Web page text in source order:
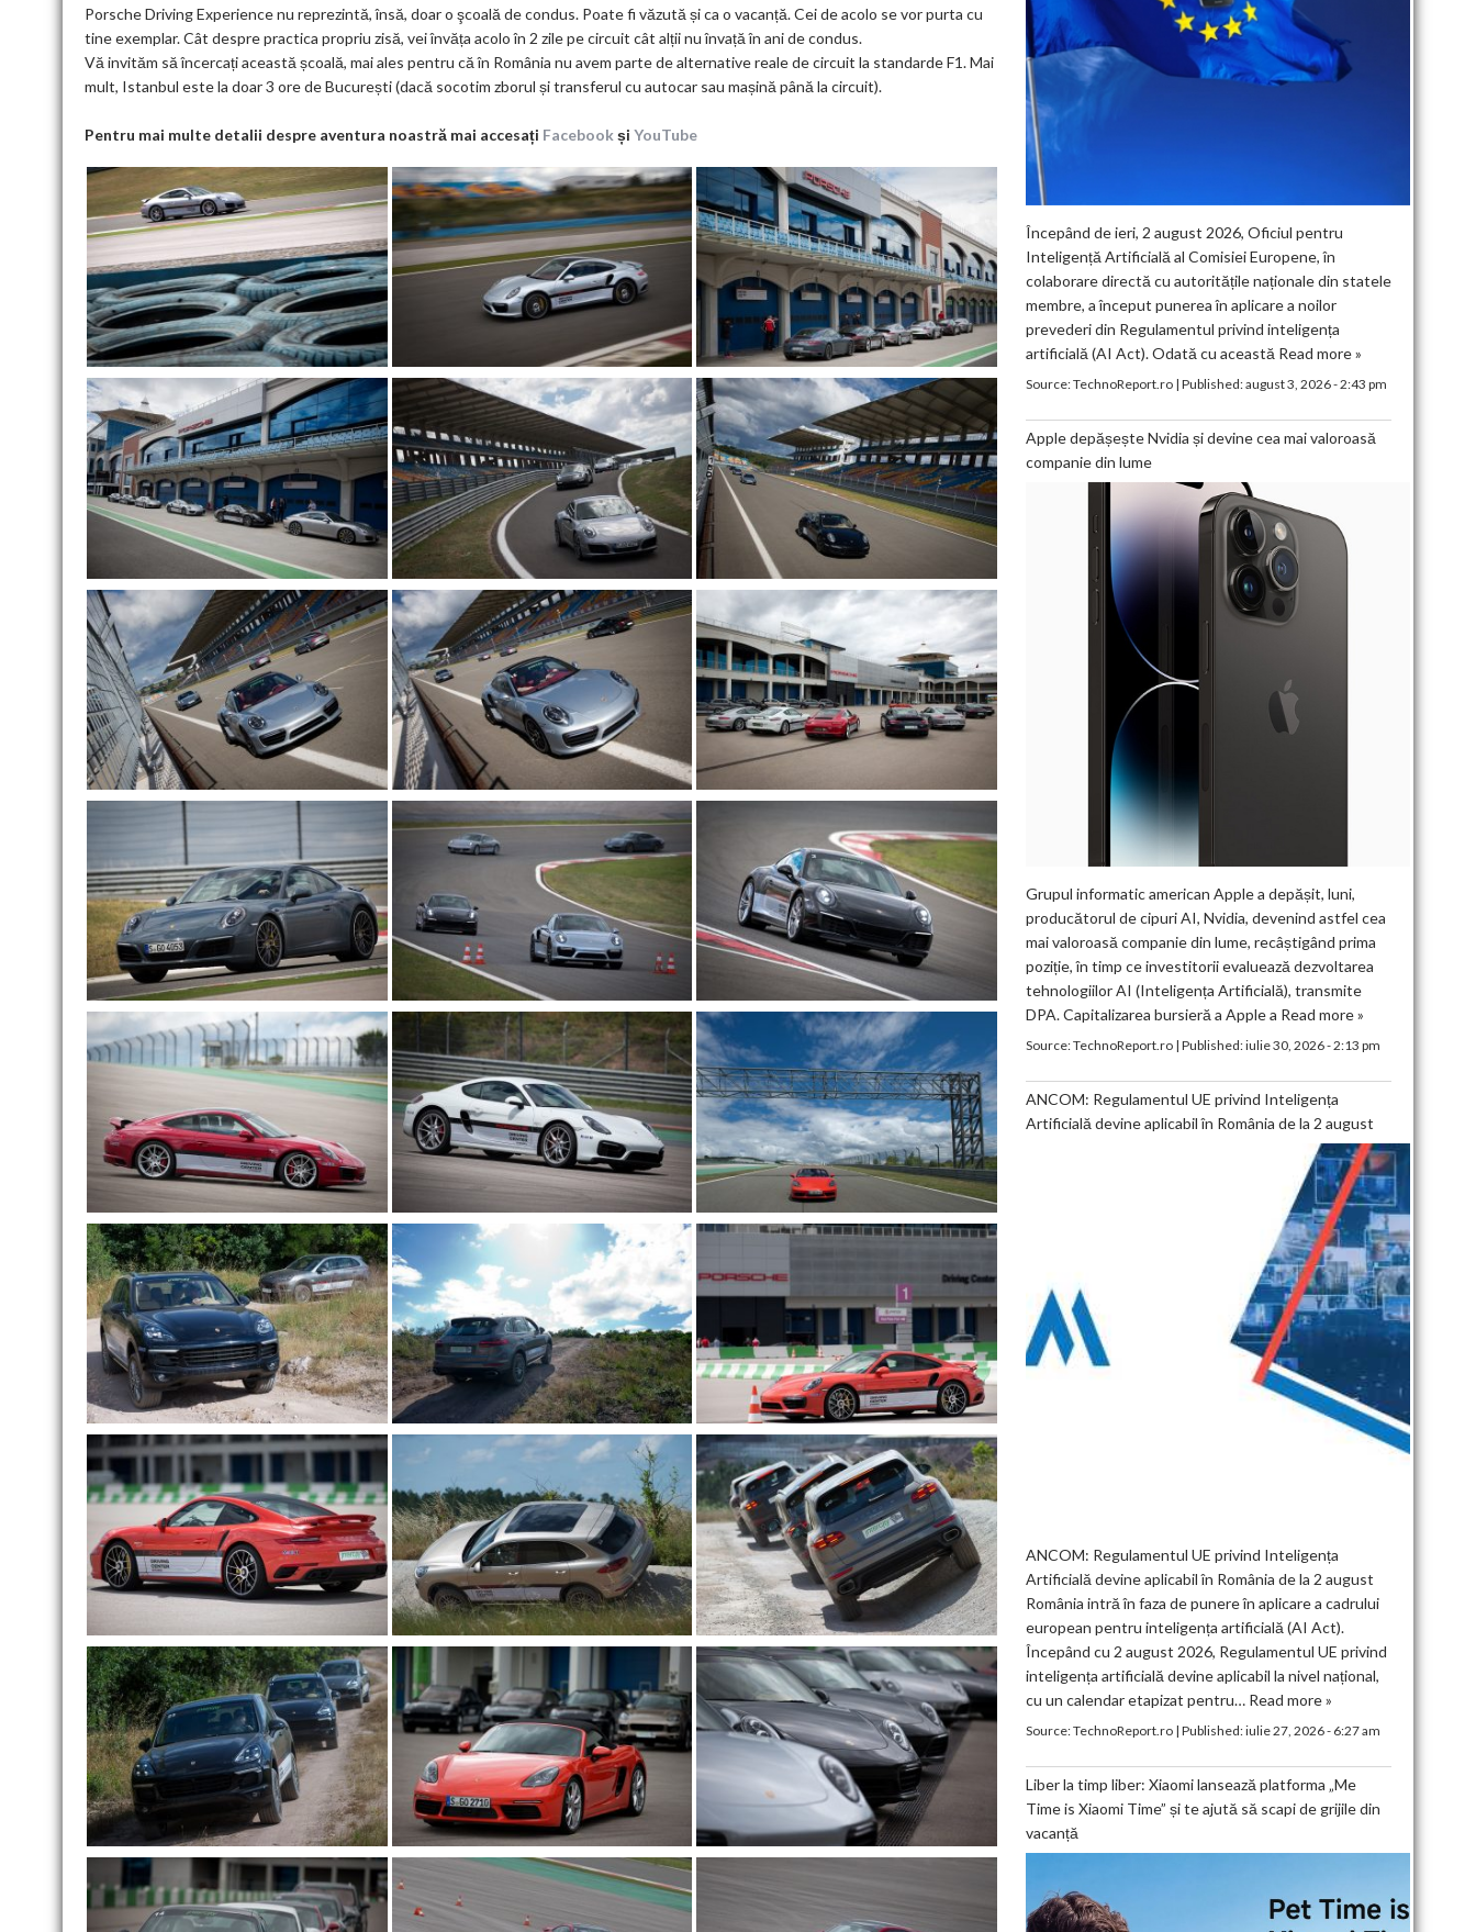
Porsche Driving Experience nu reprezintă, însă, doar o şcoală de condus. Poate fi văzută și ca o vacanță. Cei de acolo se vor purta cu
tine exemplar. Cât despre practica propriu zisă, vei învăța acolo în 2 zile pe circuit cât alții nu învață în ani de condus.
Vă invităm să încercați această școală, mai ales pentru că în România nu avem parte de alternative reale de circuit la standarde F1. Mai
mult, Istanbul este la doar 3 ore de București (dacă socotim zborul și transferul cu autocar sau mașină până la circuit).
Pentru mai multe detalii despre aventura noastră mai accesați Facebookși YouTube
Începând de ieri, 2 august 2026, Oficiul pentru
Inteligență Artificială al Comisiei Europene, în
colaborare directă cu autoritățile naționale din statele
membre, a început punerea în aplicare a noilor
prevederi din Regulamentul privind inteligența
artificială (AI Act). Odată cu această Read more »
Source:TechnoReport.ro| Published:august 3, 2026 - 2:43 pm
Apple depășește Nvidia și devine cea mai valoroasă
companie din lume
Grupul informatic american Apple a depășit, luni,
producătorul de cipuri AI, Nvidia, devenind astfel cea
mai valoroasă companie din lume, recâștigând prima
poziție, în timp ce investitorii evaluează dezvoltarea
tehnologiilor AI (Inteligența Artificială), transmite
DPA. Capitalizarea bursieră a Apple a Read more »
Source:TechnoReport.ro| Published:iulie 30, 2026 - 2:13 pm
ANCOM: Regulamentul UE privind Inteligența
Artificială devine aplicabil în România de la 2 august
ANCOM: Regulamentul UE privind Inteligența
Artificială devine aplicabil în România de la 2 august
România intră în faza de punere în aplicare a cadrului
european pentru inteligența artificială (AI Act).
Începând cu 2 august 2026, Regulamentul UE privind
inteligența artificială devine aplicabil la nivel național,
cu un calendar etapizat pentru… Read more »
Source:TechnoReport.ro| Published:iulie 27, 2026 - 6:27 am
Liber la timp liber: Xiaomi lansează platforma „Me
Time is Xiaomi Time” și te ajută să scapi de grijile din
vacanță